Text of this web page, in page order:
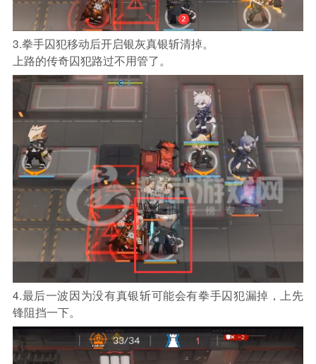
3.拳手囚犯移动后开启银灰真银斩清掉。
上路的传奇囚犯路过不用管了。
4.最后一波因为没有真银斩可能会有拳手囚犯漏掉，上先
锋阻挡一下。